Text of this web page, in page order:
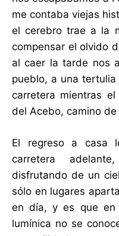
me contaba viejas
el cerebro trae a la
compensar el olvido
al caer la tarde nos
pueblo, a una
carretera mientras
del Acebo, camino de
El regreso a casa
carretera
disfrutando de un
sólo en lugares
en día, y es que en
lumínica no se